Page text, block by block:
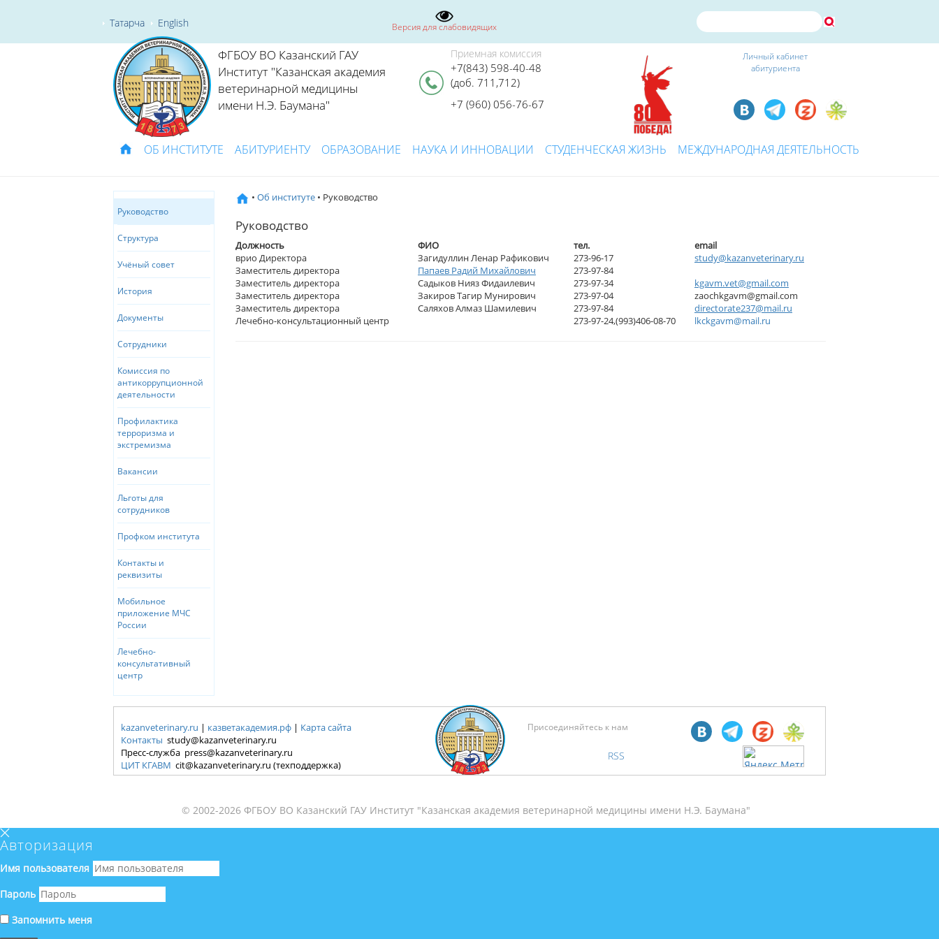
Татарча English Версия для слабовидящих
ФГБОУ ВО Казанский ГАУ
Институт "Казанская академия
ветеринарной медицины
имени Н.Э. Баумана"
Приемная комиссия
+7(843) 598-40-48
(доб. 711,712)
+7 (960) 056-76-67
Личный кабинет
абитуриента
ОБ ИНСТИТУТЕ АБИТУРИЕНТУ ОБРАЗОВАНИЕ НАУКА И ИННОВАЦИИ СТУДЕНЧЕСКАЯ ЖИЗНЬ МЕЖДУНАРОДНАЯ ДЕЯТЕЛЬНОСТЬ
Руководство
Структура
Учёный совет
История
Документы
Сотрудники
Комиссия по
антикоррупционной
деятельности
Профилактика
терроризма и
экстремизма
Вакансии
Льготы для
сотрудников
Профком института
Контакты и
реквизиты
Мобильное
приложение МЧС
России
Лечебно-
консультативный
центр
• Об институте • Руководство
Руководство
Должность ФИО тел.
email
врио Директора
Загидуллин Ленар Рафикович 273-96-17
study@kazanveterinary.ru
Заместитель директора
Папаев Радий Михайлович
273-97-84
Заместитель директора
Садыков Нияз Фидаилевич 273-97-34
kgavm.vet@gmail.com
Заместитель директора
Закиров Тагир Мунирович 273-97-04
zaochkgavm@gmail.com
Заместитель директора
Саляхов Алмаз Шамилевич 273-97-84
directorate237@mail.ru
Лечебно-консультационный центр
273-97-24,(993)406-08-70 lkckgavm@mail.ru
kazanveterinary.ru | казветакадемия.рф | Карта сайта
Контакты study@kazanveterinary.ru
Пресс-служба press@kazanveterinary.ru
ЦИТ КГАВМ cit@kazanveterinary.ru (техподдержка)
Присоединяйтесь к нам
RSS
© 2002-2026 ФГБОУ ВО Казанский ГАУ Институт "Казанская академия ветеринарной медицины имени Н.Э. Баумана"
Авторизация
Имя пользователя
Пароль
Запомнить меня